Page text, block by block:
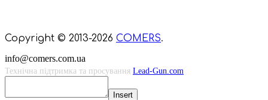
Copyright © 2013-2026 COMERS.
info@comers.com.ua
Технічна підтримка та просування Lead-Gun.com
Insert